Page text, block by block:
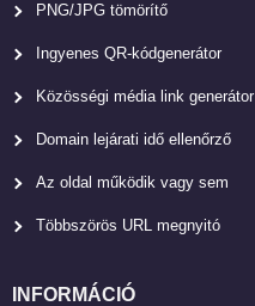
PNG/JPG tömörítő
Ingyenes QR-kódgenerátor
Közösségi média link generátor
Domain lejárati idő ellenőrző
Az oldal működik vagy sem
Többszörös URL megnyitó
INFORMÁCIÓ